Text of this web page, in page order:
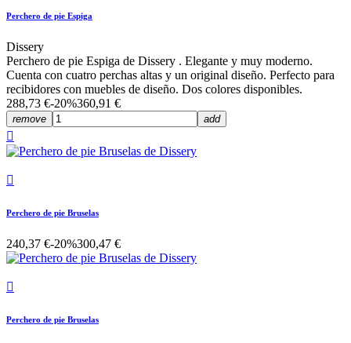
Perchero de pie Espiga
Dissery
Perchero de pie Espiga de Dissery . Elegante y muy moderno.
Cuenta con cuatro perchas altas y un original diseño. Perfecto para
recibidores con muebles de diseño. Dos colores disponibles.
288,73 €-20%360,91 €
remove add


Perchero de pie Bruselas
240,37 €-20%300,47 €

Perchero de pie Bruselas